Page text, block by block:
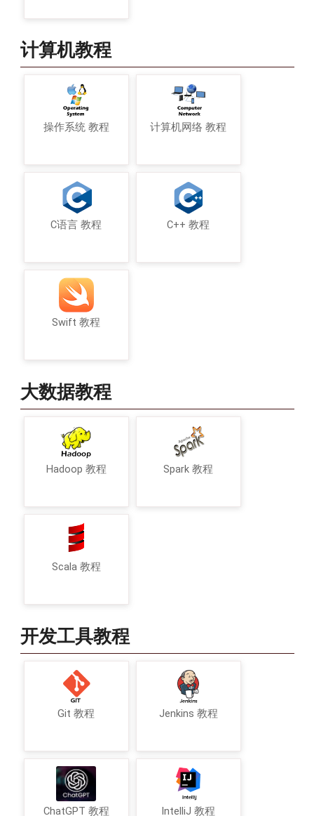
计算机教程
操作系统 教程 计算机网络 教程
C语言 教程 C++ 教程
Swift 教程
大数据教程
Hadoop 教程 Spark 教程
Scala 教程
开发工具教程
Git 教程 Jenkins 教程
ChatGPT 教程 IntelliJ 教程